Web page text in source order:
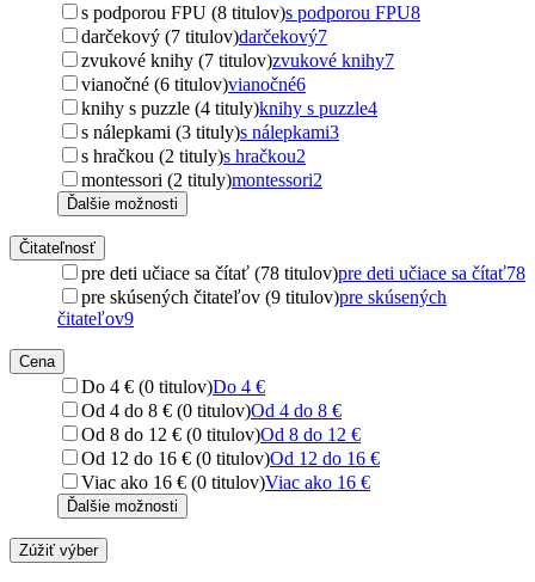
s podporou FPU (8 titulov)s podporou FPU8
darčekový (7 titulov)darčekový7
zvukové knihy (7 titulov)zvukové knihy7
vianočné (6 titulov)vianočné6
knihy s puzzle (4 tituly)knihy s puzzle4
s nálepkami (3 tituly)s nálepkami3
s hračkou (2 tituly)s hračkou2
montessori (2 tituly)montessori2
Ďalšie možnosti
Čitateľnosť
pre deti učiace sa čítať (78 titulov)pre deti učiace sa čítať78
pre skúsených čitateľov (9 titulov)pre skúsených
čitateľov9
Cena
Do 4 € (0 titulov)Do 4 €
Od 4 do 8 € (0 titulov)Od 4 do 8 €
Od 8 do 12 € (0 titulov)Od 8 do 12 €
Od 12 do 16 € (0 titulov)Od 12 do 16 €
Viac ako 16 € (0 titulov)Viac ako 16 €
Ďalšie možnosti
Zúžiť výber